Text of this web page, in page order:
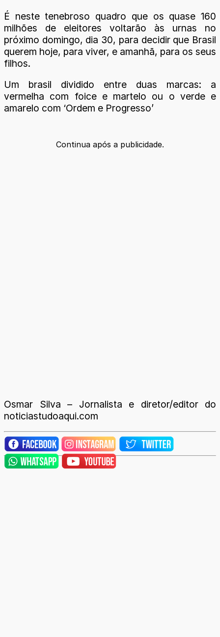
É neste tenebroso quadro que os quase 160
milhões de eleitores voltarão às urnas no
próximo domingo, dia 30, para decidir que Brasil
querem hoje, para viver, e amanhã, para os seus
filhos.
Um brasil dividido entre duas marcas: a
vermelha com foice e martelo ou o verde e
amarelo com ‘Ordem e Progresso’
Continua após a publicidade.
Osmar Silva – Jornalista e diretor/editor do
noticiastudoaqui.com